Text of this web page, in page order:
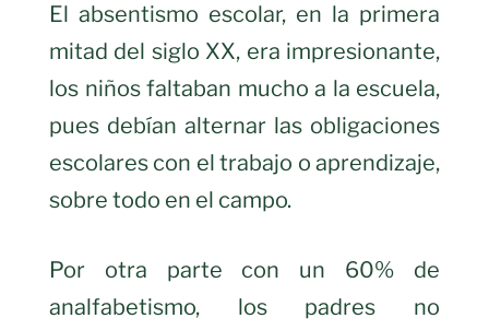
El absentismo escolar, en la primera
mitad del siglo XX, era impresionante,
los niños faltaban mucho a la escuela,
pues debían alternar las obligaciones
escolares con el trabajo o aprendizaje,
sobre todo en el campo.
Por otra parte con un 60% de
analfabetismo, los padres no